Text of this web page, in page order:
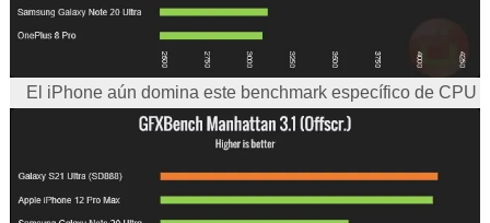
El iPhone aún domina este benchmark específico de CPU